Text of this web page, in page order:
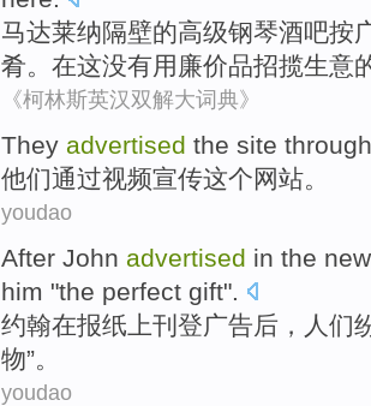
马达莱纳隔壁的高级钢琴酒吧按
肴。在这没有用廉价品招揽生意
《柯林斯英汉双解大词典》
They advertised the site
他们通过视频宣传这个网站。
youdao
After John advertised in the
him "the perfect gift".
约翰在报纸上刊登广告后，人们
物”。
youdao